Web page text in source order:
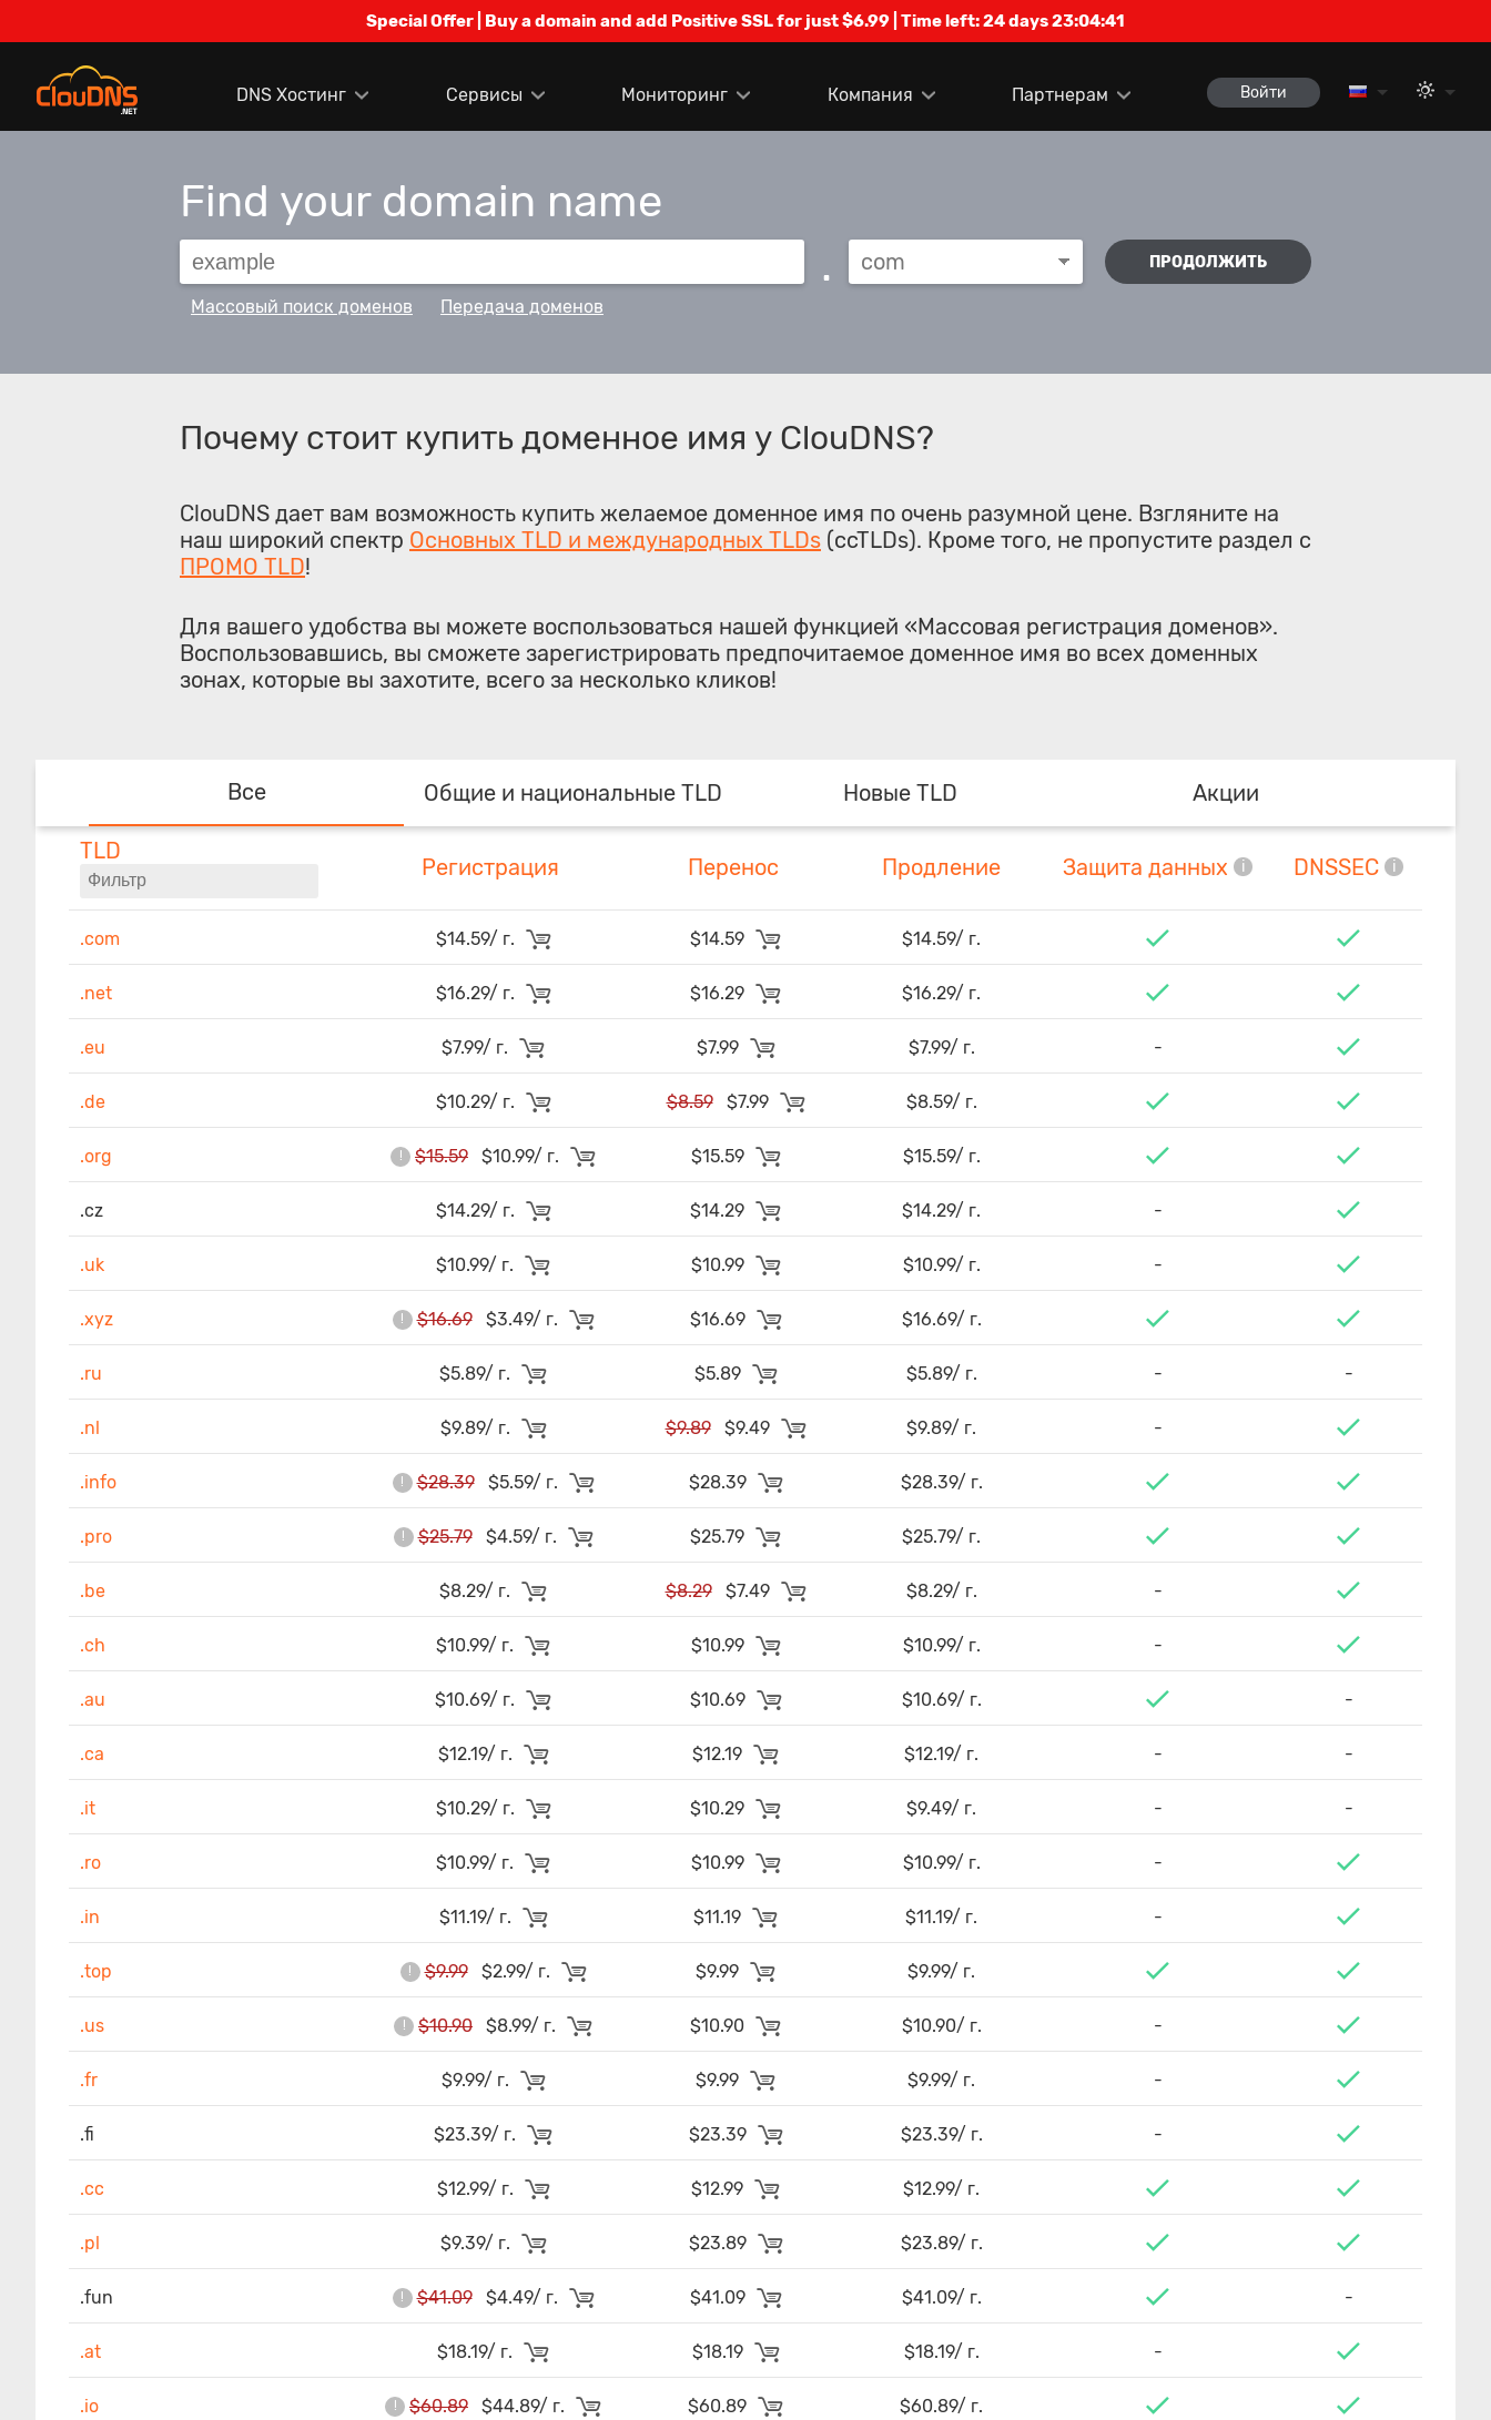
Special Offer | Buy a domain and add Positive SSL for just $6.99 | Time left:24 days 23:04:40
DNS Хостинг Сервисы Мониторинг Компания Партнерам Войти
Find your domain name
.
ПРОДОЛЖИТЬ
Массовый поиск доменов Передача доменов
Почему стоит купить доменное имя у ClouDNS?
ClouDNS дает вам возможность купить желаемое доменное имя по очень разумной цене. Взгляните на
наш широкий спектр Основных TLD и международных TLDs (ccTLDs). Кроме того, не пропустите раздел с
ПРОМО TLD!
Для вашего удобства вы можете воспользоваться нашей функцией «Массовая регистрация доменов».
Воспользовавшись, вы сможете зарегистрировать предпочитаемое доменное имя во всех доменных
зонах, которые вы захотите, всего за несколько кликов!
Все Общие и национальные TLD Новые TLD Акции
TLD
Регистрация Перенос Продление Защита данных i DNSSEC i
.com $14.59/ г. $14.59 $14.59/ г.
.net $16.29/ г. $16.29 $16.29/ г.
.eu $7.99/ г. $7.99 $7.99/ г. -
.de $10.29/ г. $8.59$7.99 $8.59/ г.
.org ! $15.59 $10.99/ г. $15.59 $15.59/ г.
.cz $14.29/ г. $14.29 $14.29/ г. -
.uk $10.99/ г. $10.99 $10.99/ г. -
.xyz ! $16.69$3.49/ г. $16.69 $16.69/ г.
.ru $5.89/ г. $5.89 $5.89/ г. - -
.nl $9.89/ г. $9.89$9.49 $9.89/ г. -
.info ! $28.39$5.59/ г. $28.39 $28.39/ г.
.pro ! $25.79$4.59/ г. $25.79 $25.79/ г.
.be $8.29/ г. $8.29$7.49 $8.29/ г. -
.ch $10.99/ г. $10.99 $10.99/ г. -
.au $10.69/ г. $10.69 $10.69/ г. -
.ca $12.19/ г. $12.19 $12.19/ г. - -
.it $10.29/ г. $10.29 $9.49/ г. - -
.ro $10.99/ г. $10.99 $10.99/ г. -
.in $11.19/ г. $11.19 $11.19/ г. -
.top ! $9.99$2.99/ г. $9.99 $9.99/ г.
.us ! $10.90 $8.99/ г. $10.90 $10.90/ г. -
.fr $9.99/ г. $9.99 $9.99/ г. -
.fi $23.39/ г. $23.39 $23.39/ г. -
.cc $12.99/ г. $12.99 $12.99/ г.
.pl $9.39/ г. $23.89 $23.89/ г.
.fun ! $41.09$4.49/ г. $41.09 $41.09/ г. -
.at $18.19/ г. $18.19 $18.19/ г. -
.io ! $60.89 $44.89/ г. $60.89 $60.89/ г.